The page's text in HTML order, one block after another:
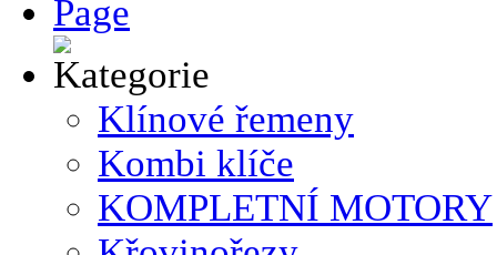
Klínové řemeny
Kombi klíče
KOMPLETNÍ MOTORY